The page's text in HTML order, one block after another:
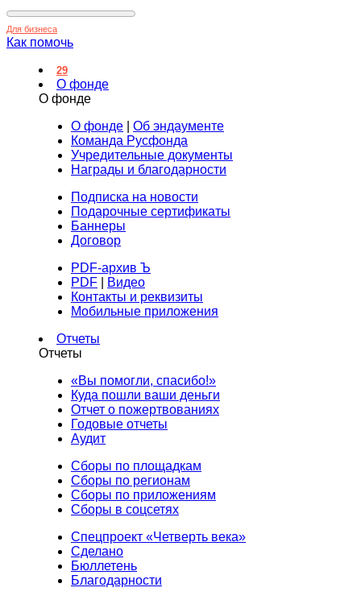
Для бизнеса
Как помочь
29
О фонде
О фонде
О фонде
Об эндаументе
Команда Русфонда
Учредительные документы
Награды и благодарности
Подписка на новости
Подарочные сертификаты
Баннеры
Договор
PDF-архив Ъ
PDF
Видео
Контакты и реквизиты
Мобильные приложения
Отчеты
Отчеты
«Вы помогли, спасибо!»
Куда пошли ваши деньги
Отчет о пожертвованиях
Годовые отчеты
Аудит
Сборы по площадкам
Сборы по регионам
Сборы по приложениям
Сборы в соцсетях
Спецпроект «Четверть века»
Сделано
Бюллетень
Благодарности